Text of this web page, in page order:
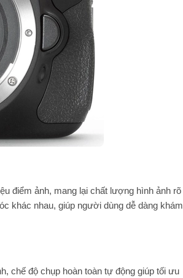
điểm ảnh, mang lại chất lượng hình ảnh rõ
khác nhau, giúp người dùng dễ dàng khám
chế độ chụp hoàn toàn tự động giúp tối ưu